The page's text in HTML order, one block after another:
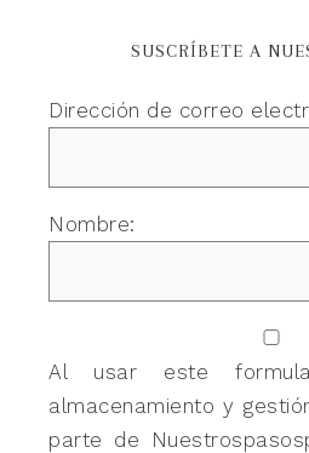
SUSCRÍBETE A
Dirección de correo
Nombre:
Al usar este
almacenamiento y
parte de